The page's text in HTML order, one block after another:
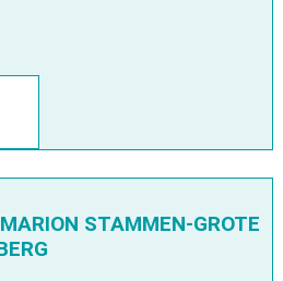
STAMMEN-GROTE